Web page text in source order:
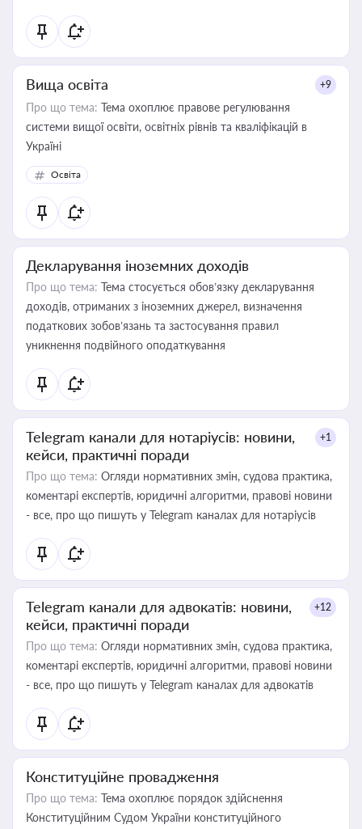
Вища освіта +9
Про що тема: Тема охоплює правове регулювання
системи вищої освіти, освітніх рівнів та кваліфікацій в
Україні
Освіта
Декларування іноземних доходів
Про що тема: Тема стосується обов’язку декларування
доходів, отриманих з іноземних джерел, визначення
податкових зобов’язань та застосування правил
уникнення подвійного оподаткування
Telegram канали для нотаріусів: новини,
кейси, практичні поради
+1
Про що тема: Огляди нормативних змін, судова практика,
коментарі експертів, юридичні алгоритми, правові новини
- все, про що пишуть у Telegram каналах для нотаріусів
Telegram канали для адвокатів: новини,
кейси, практичні поради
+12
Про що тема: Огляди нормативних змін, судова практика,
коментарі експертів, юридичні алгоритми, правові новини
- все, про що пишуть у Telegram каналах для адвокатів
Конституційне провадження
Про що тема: Тема охоплює порядок здійснення
Конституційним Судом України конституційного